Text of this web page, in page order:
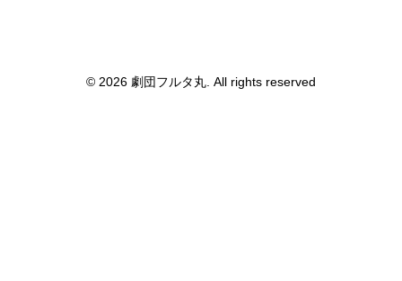
© 2026 劇団フルタ丸. All rights reserved